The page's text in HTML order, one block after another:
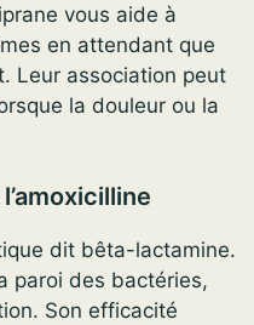
vous aide à
en attendant que
Leur association peut
la douleur ou la
dit bêta-lactamine.
paroi des bactéries,
Son efficacité